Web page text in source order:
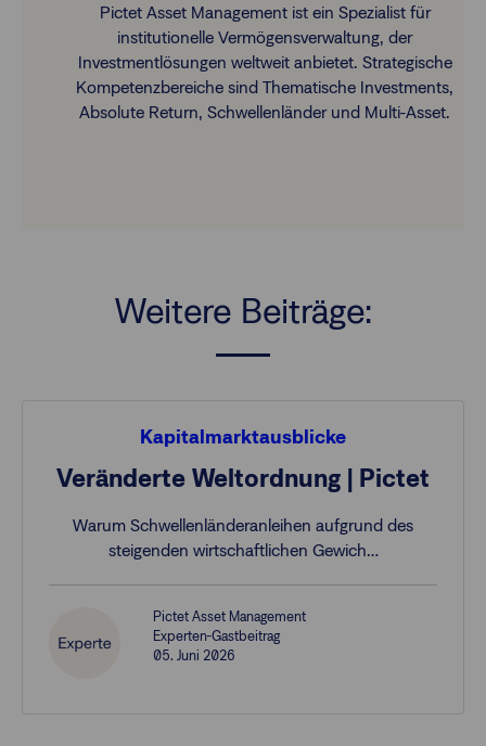
Pictet Asset Management ist ein Spezialist für
institutionelle Vermögensverwaltung, der
Investmentlösungen weltweit anbietet. Strategische
Kompetenzbereiche sind Thematische Investments,
Absolute Return, Schwellenländer und Multi-Asset.
Weitere Beiträge:
Kapitalmarktausblicke
Veränderte Weltordnung | Pictet
Warum Schwellenländeranleihen aufgrund des
steigenden wirtschaftlichen Gewich…
Pictet Asset Management
Experten-Gastbeitrag
05. Juni 2026